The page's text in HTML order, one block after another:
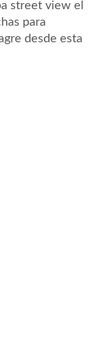
street view el
para
desde esta